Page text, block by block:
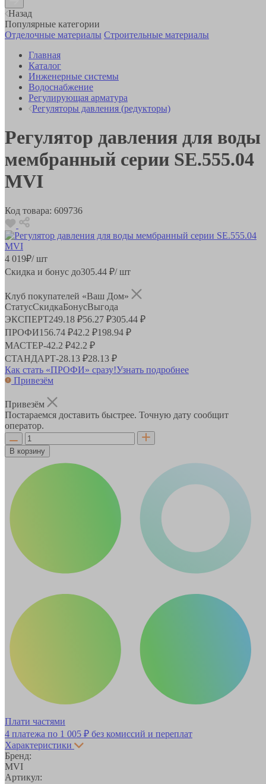
Назад
Популярные категории
Отделочные материалы Строительные материалы
Главная
Каталог
Инженерные системы
Водоснабжение
Регулирующая арматура
Регуляторы давления (редукторы)
Регулятор давления для воды
мембранный серии SE.555.04
MVI
Код товара: 609736
4 019₽/ шт
Скидка и бонус до305.44 ₽/ шт
Клуб покупателей «Ваш Дом»
СтатусСкидкаБонусВыгода
ЭКСПЕРТ249.18 ₽56.27 ₽305.44 ₽
ПРОФИ156.74 ₽42.2 ₽198.94 ₽
МАСТЕР-42.2 ₽42.2 ₽
СТАНДАРТ-28.13 ₽28.13 ₽
Как стать «ПРОФИ» сразу!Узнать подробнее
Привезём
Привезём
Постараемся доставить быстрее. Точную дату сообщит
оператор.
В корзину
Плати частями
4 платежа по 1 005 ₽ без комиссий и переплат
Характеристики
Бренд:
MVI
Артикул: